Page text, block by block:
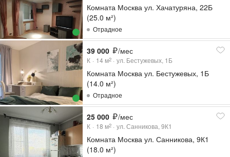
Комната Москва ул. Хачатуряна, 22Б
(25.0 м²)
Отрадное
39 000 /мес
К 14 м2 ул. Бестужевых, 1Б
Комната Москва ул. Бестужевых, 1Б
(14.0 м²)
Отрадное
25 000 /мес
К 18 м2 ул. Санникова, 9К1
Комната Москва ул. Санникова, 9К1
(18.0 м²)